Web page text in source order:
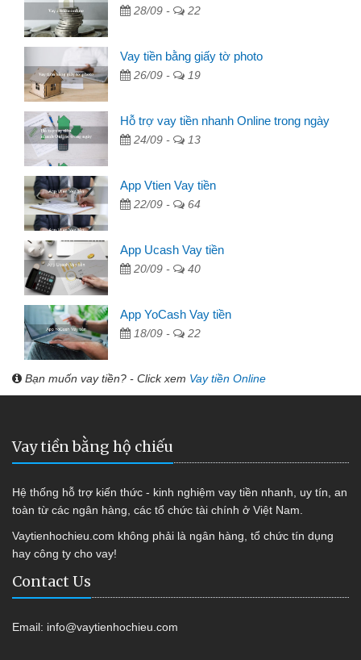
28/09 - 22
Vay tiền bằng giấy tờ photo
26/09 - 19
Hỗ trợ vay tiền nhanh Online trong ngày
24/09 - 13
App Vtien Vay tiền
22/09 - 64
App Ucash Vay tiền
20/09 - 40
App YoCash Vay tiền
18/09 - 22
Bạn muốn vay tiền? - Click xem Vay tiền Online
Vay tiền bằng hộ chiếu
Hệ thống hỗ trợ kiến thức - kinh nghiệm vay tiền nhanh, uy tín, an
toàn từ các ngân hàng, các tổ chức tài chính ở Việt Nam.
Vaytienhochieu.com không phải là ngân hàng, tổ chức tín dụng
hay công ty cho vay!
Contact Us
Email: info@vaytienhochieu.com